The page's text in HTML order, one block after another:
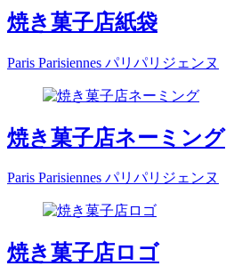
焼き菓子店紙袋
Paris Parisiennes パリパリジェンヌ
焼き菓子店ネーミング
Paris Parisiennes パリパリジェンヌ
焼き菓子店ロゴ